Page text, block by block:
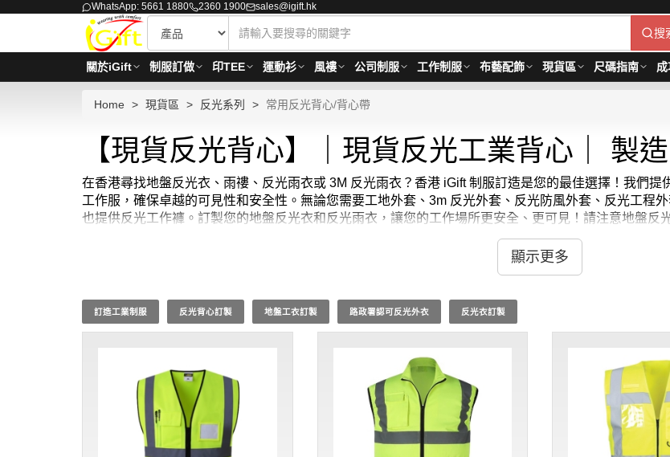
WhatsApp: 5661 1880 2360 1900 sales@igift.hk
搜
關於iGift 制服訂做 印TEE 運動衫 風褸 公司制服 工作制服 布藝配飾 現貨區 尺碼指南 成
Home 現貨區 反光系列 常用反光背心/背心帶
【現貨反光背心】｜現貨反光工業背心｜ 製
在香港尋找地盤反光衣、雨䄛、反光雨衣或 3M 反光雨衣？香港 iGift 制服訂造是您的最佳選擇！我們
工作服，確保卓越的可見性和安全性。無論您需要工地外套、3m 反光外套、反光防風外套、反光工程
也提供反光工作褲。訂製您的地盤反光衣和反光雨衣，讓您的工作場所更安全、更可見！請注意地盤反
現貨反光外套/反光褲最少訂購量 -MOQ: 1件起 ； 價格：HKD50 / 起, 視乎數量而定。貨期約需3-7天。
顯示更多
訂造工業制服 反光背心訂製 地盤工衣訂製 路政署認可反光外衣 反光衣訂製